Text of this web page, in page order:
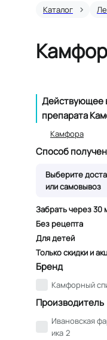
Каталог
Действующее
препарата
Камфора
Способ
Выберите
или самовывоз
Забрать через 30
Без рецепта
Для детей
Только скидки и
Бренд
Камфорный
Производитель
Ивановская
ика 2